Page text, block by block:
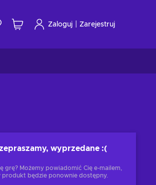
Zaloguj Zarejestruj
wyprzedane :(
grę? Możemy powiadomić Cię e-mailem,
produkt będzie ponownie dostępny.